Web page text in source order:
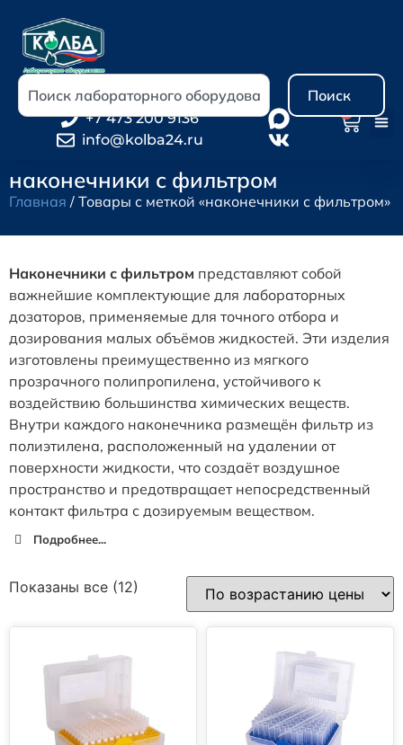
Поиск
+7 473 200 9136
info@kolba24.ru
наконечники с фильтром
Главная / Товары с меткой «наконечники с фильтром»
Наконечники с фильтром представляют собой
важнейшие комплектующие для лабораторных
дозаторов, применяемые для точного отбора и
дозирования малых объёмов жидкостей. Эти изделия
изготовлены преимущественно из мягкого
прозрачного полипропилена, устойчивого к
воздействию большинства химических веществ.
Внутри каждого наконечника размещён фильтр из
полиэтилена, расположенный на удалении от
поверхности жидкости, что создаёт воздушное
пространство и предотвращает непосредственный
контакт фильтра с дозируемым веществом.
Подробнее...
Показаны все (12)